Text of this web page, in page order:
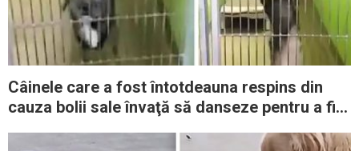
Câinele care a fost întotdeauna respins din
cauza bolii sale învaţă să danseze pentru a fi